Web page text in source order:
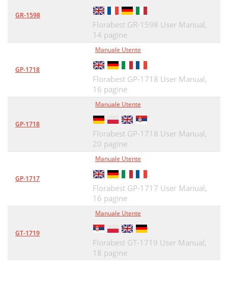
GR-1598
Florabest GR-1598 User Manual,
14 pagine
GP-1718
Manuale Utente
Florabest GP-1718 User Manual,
16 pagine
GP-1718
Manuale Utente
Florabest GP-1718 User Manual,
20 pagine
GP-1717
Manuale Utente
Florabest GP-1717 User Manual,
16 pagine
GT-1719
Manuale Utente
Florabest GT-1719 User Manual,
18 pagine